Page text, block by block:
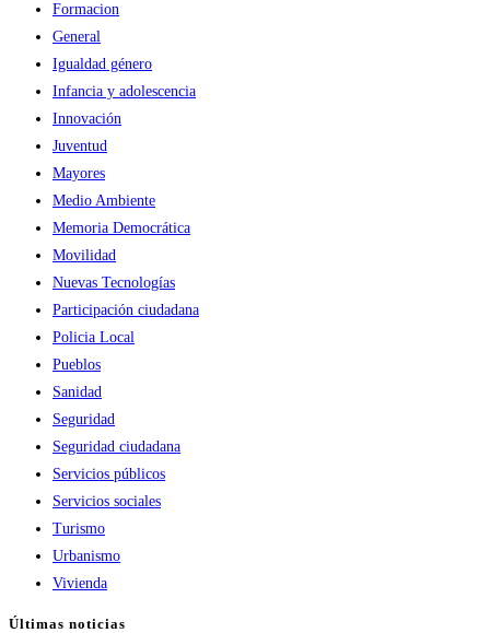
Formacion
General
Igualdad género
Infancia y adolescencia
Innovación
Juventud
Mayores
Medio Ambiente
Memoria Democrática
Movilidad
Nuevas Tecnologías
Participación ciudadana
Policia Local
Pueblos
Sanidad
Seguridad
Seguridad ciudadana
Servicios públicos
Servicios sociales
Turismo
Urbanismo
Vivienda
Últimas noticias